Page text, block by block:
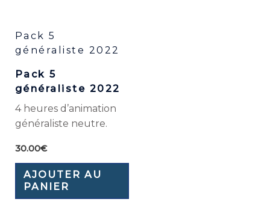
Pack 5
généraliste 2022
Pack 5
généraliste 2022
4 heures d’animation
généraliste neutre.
30.00€
AJOUTER AU
PANIER